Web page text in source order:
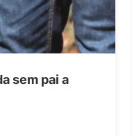
sem pai a